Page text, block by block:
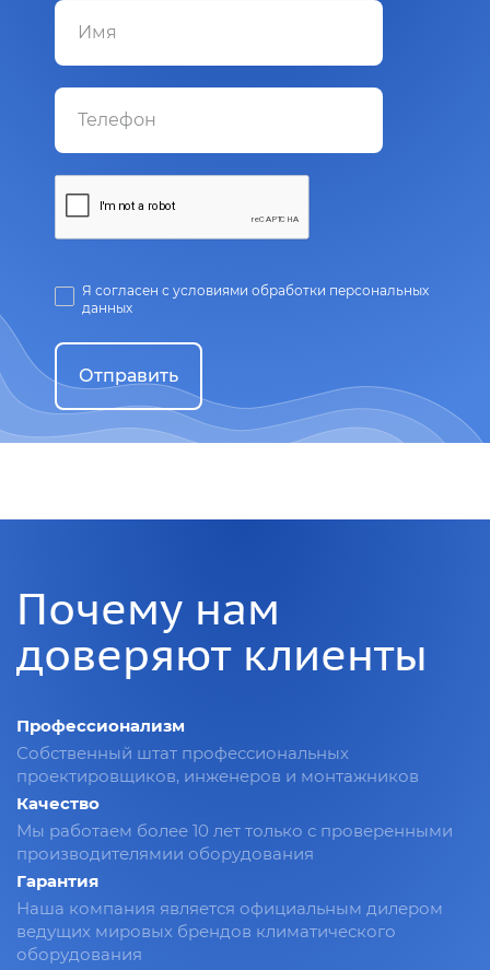
Я согласен с условиями обработки персональных
данных
Отправить
Почему нам
доверяют клиенты
Профессионализм
Собственный штат профессиональных
проектировщиков, инженеров и монтажников
Качество
Мы работаем более 10 лет только с проверенными
производителямии оборудования
Гарантия
Наша компания является официальным дилером
ведущих мировых брендов климатического
оборудования